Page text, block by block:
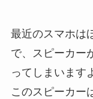
最近のスマホは
で、スピーカー
ってしまいます
このスピーカー